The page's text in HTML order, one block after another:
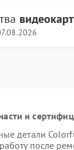
и
детали
после